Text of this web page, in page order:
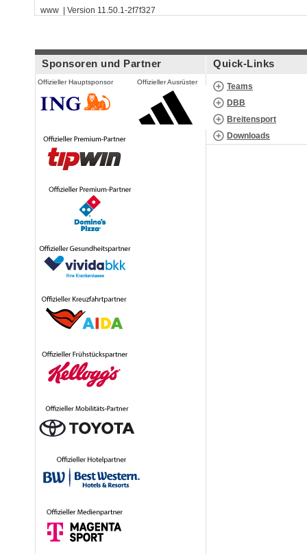
www | Version 11.50.1-2f7f327
Sponsoren und Partner
Offizieller Hauptsponsor Offizieller Ausrüster
Quick-Links
Teams
DBB
Breitensport
Downloads